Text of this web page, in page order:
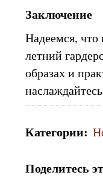
Заключение
Надеемся, что
летний
образах и
Категории:
Поделитесь